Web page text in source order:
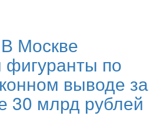
В Москве
фигуранты по
выводе за
30 млрд рублей